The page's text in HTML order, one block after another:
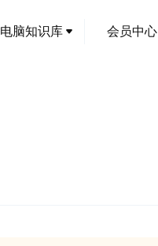
电脑知识库 会员中心